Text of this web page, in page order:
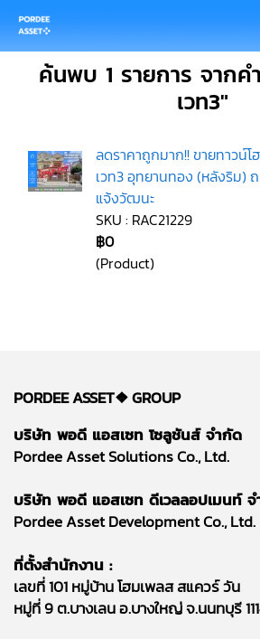
ค้นพบ 1 รายการ จากค
เวท3"
ลดราคาถูกมาก!! ขายทาวน์
เวท3 อุทยานทอง (หลังริม
แจ้งวัฒนะ
SKU : RAC21229
฿0
(Product)
PORDEE ASSET❖GROUP
บริษัท พอดี แอสเซท โซลูชันส์ จำกัด
Pordee Asset Solutions Co., Ltd.
บริษัท พอดี แอสเซท ดีเวลลอปเมนท์
Pordee Asset Development Co., Ltd.
ที่ตั้งสำนักงาน :
เลขที่ 101 หมู่บ้าน โฮมเพลส สแควร์ วัน
หมู่ที่ 9 ต.บางเลน อ.บางใหญ่ จ.นนทบุรี